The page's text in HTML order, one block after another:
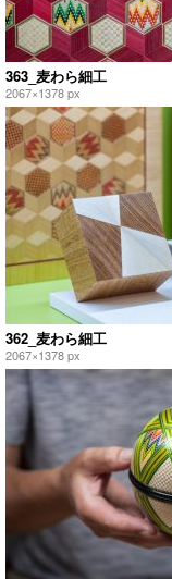
363_麦わら細工
2067×1378 px
362_麦わら細工
2067×1378 px